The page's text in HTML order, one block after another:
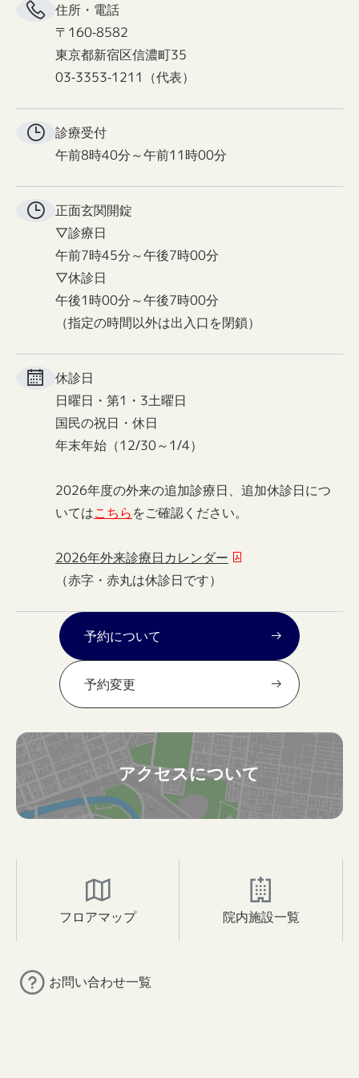
住所・電話
〒160-8582
東京都新宿区信濃町35
03-3353-1211（代表）
診療受付
午前8時40分～午前11時00分
正面玄関開錠
▽診療日
午前7時45分～午後7時00分
▽休診日
午後1時00分～午後7時00分
（指定の時間以外は出入口を閉鎖）
休診日
日曜日・第1・3土曜日
国民の祝日・休日
年末年始（12/30～1/4）
2026年度の外来の追加診療日、追加休診日につ
いてはこちらをご確認ください。
2026年外来診療日カレンダー
（赤字・赤丸は休診日です）
予約について
予約変更
アクセスについて
フロアマップ 院内施設一覧
お問い合わせ一覧